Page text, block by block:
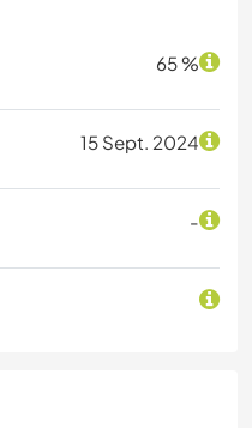
65 %
15 Sept. 2024
-